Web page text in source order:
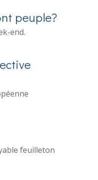
peuple?
end.
feuilleton